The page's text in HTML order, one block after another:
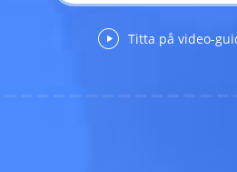
Titta på video-